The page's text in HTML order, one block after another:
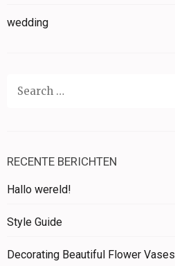
wedding
Search
RECENTE BERICHTEN
Hallo wereld!
Style Guide
Decorating Beautiful Flower Vases